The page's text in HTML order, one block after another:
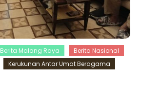
Berita Malang Raya
Berita Nasional
Kerukunan Antar Umat Beragama